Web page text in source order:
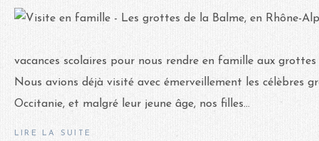
vacances scolaires pour nous rendre en famille aux grottes
Nous avions déjà visité avec émerveillement les célèbres
Occitanie, et malgré leur jeune âge, nos filles...
LIRE LA SUITE